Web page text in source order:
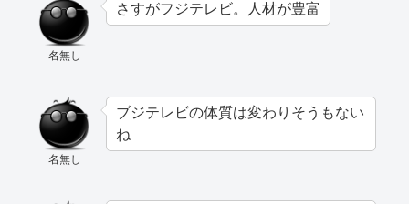
名無し
さすがフジテレビ。人材が豊富
名無し
ブジテレビの体質は変わりそうもない
ね